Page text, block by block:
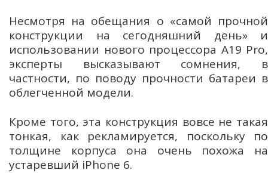
Несмотря на обещания о «самой прочной
конструкции на сегодняшний день» и
использовании нового процессора A19 Pro,
эксперты высказывают сомнения, в
частности, по поводу прочности батареи в
облегченной модели.
Кроме того, эта конструкция вовсе не такая
тонкая, как рекламируется, поскольку по
толщине корпуса она очень похожа на
устаревший iPhone 6.